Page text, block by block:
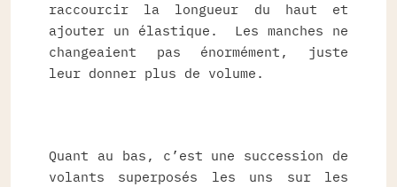
raccourcir la longueur du haut et
ajouter un élastique. Les manches ne
changeaient pas énormément, juste
leur donner plus de volume.
Quant au bas, c’est une succession de
volants superposés les uns sur les